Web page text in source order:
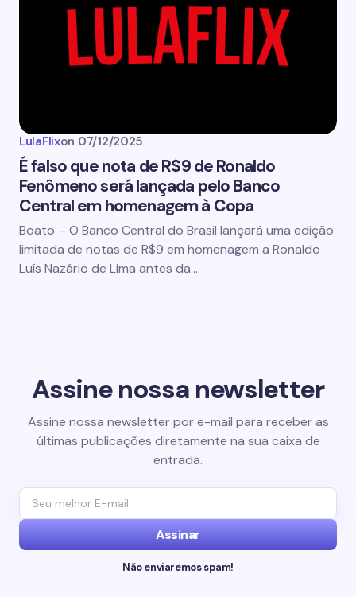
LulaFlixon 07/12/2025
É falso que nota de R$9 de Ronaldo
Fenômeno será lançada pelo Banco
Central em homenagem à Copa
Boato – O Banco Central do Brasil lançará uma edição
limitada de notas de R$9 em homenagem a Ronaldo
Luís Nazário de Lima antes da…
Assine nossa newsletter
Assine nossa newsletter por e-mail para receber as
últimas publicações diretamente na sua caixa de
entrada.
Assinar
Não enviaremos spam!